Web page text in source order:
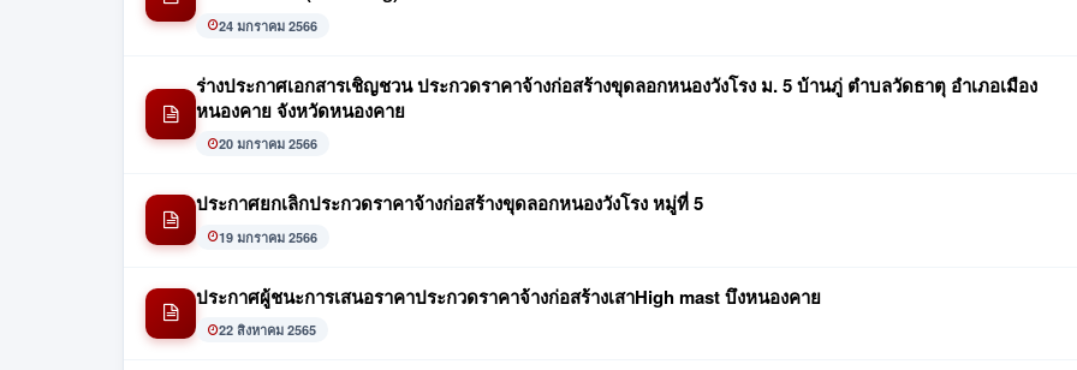
24 มกราคม 2566
ร่างประกาศเอกสารเชิญชวน ประกวดราคาจ้างก่อสร้างขุดลอกหนองวังโรง ม. 5 บ้านภู่ ตำบลวัดธาตุ อำเภอเมือง
หนองคาย จังหวัดหนองคาย
20 มกราคม 2566
ประกาศยกเลิกประกวดราคาจ้างก่อสร้างขุดลอกหนองวังโรง หมู่ที่ 5
19 มกราคม 2566
ประกาศผู้ชนะการเสนอราคาประกวดราคาจ้างก่อสร้างเสาHigh mast บึงหนองคาย
22 สิงหาคม 2565